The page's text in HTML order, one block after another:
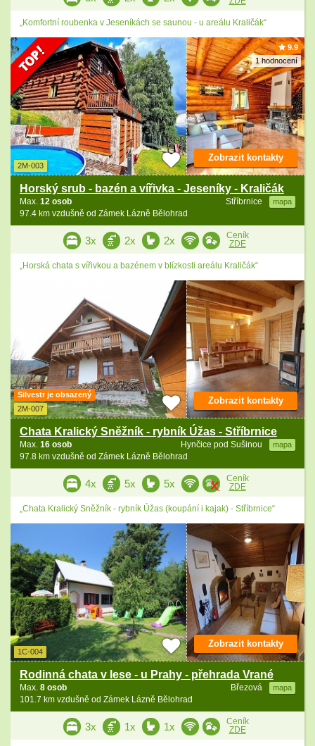
„Komfortní roubenka v Jeseníkách se saunou - u areálu Kraličák“
9.9
1 hodnocení
2M-003
Horský srub - bazén a vířivka - Jeseníky - Kraličák
Stříbrnice mapa
Max. 12 osob
97.4 km vzdušně od Zámek Lázně Bělohrad
Zobrazit kontakty
3x 2x 2x
Ceník
ZDE
„Horská chata s vířivkou a bazénem v blízkosti areálu Kraličák“
Silvestr je obsazený
2M-007
Chata Kralický Sněžník - rybník Úžas - Stříbrnice
Hynčice pod Sušinou mapa
Max. 16 osob
97.8 km vzdušně od Zámek Lázně Bělohrad
Zobrazit kontakty
4x 5x 5x
Ceník
ZDE
„Chata Kralický Sněžník - rybník Úžas (koupání i kajak) - Stříbrnice“
1C-004
Rodinná chata v lese - u Prahy - přehrada Vrané
Březová mapa
Max. 8 osob
101.7 km vzdušně od Zámek Lázně Bělohrad
Zobrazit kontakty
3x 1x 1x
Ceník
ZDE